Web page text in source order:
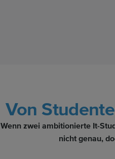
Von
Wenn zwei ambitionierte It-
nicht genau,